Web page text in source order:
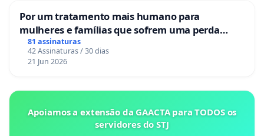
Por um tratamento mais humano para
mulheres e famílias que sofrem uma perda
gestacional nos hospitais portugueses
81 assinaturas
42 Assinaturas / 30 dias
21 Jun 2026
Apoiamos a extensão da GAACTA para TODOS os
servidores do STJ